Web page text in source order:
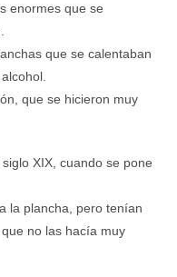
enormes que se
que se calentaban
que se hicieron muy
XIX, cuando se pone
la plancha, pero tenían
no las hacía muy